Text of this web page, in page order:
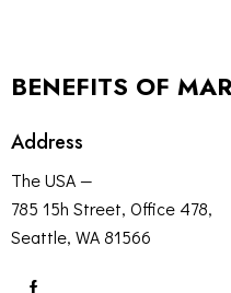
BENEFITS OF
Address
The USA —
785 15h Street, Office 478,
Seattle, WA 81566